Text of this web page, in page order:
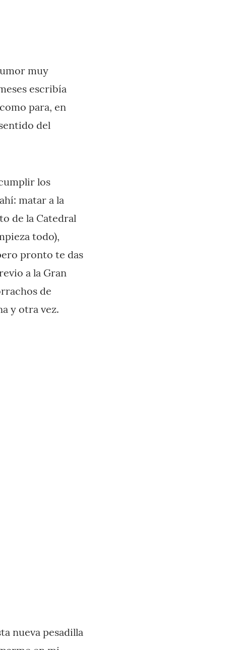
muy
escribía
para, en
del
los
matar a la
de la Catedral
todo),
pronto te das
a la Gran
de
y otra vez.
nueva pesadilla